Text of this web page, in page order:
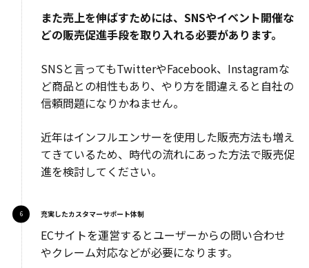
また売上を伸ばすためには、SNSやイベント開催な
どの販売促進手段を取り入れる必要があります。
SNSと言ってもTwitterやFacebook、Instagramな
ど商品との相性もあり、やり方を間違えると自社の
信頼問題になりかねません。
近年はインフルエンサーを使用した販売方法も増え
てきているため、時代の流れにあった方法で販売促
進を検討してください。
充実したカスタマーサポート体制
ECサイトを運営するとユーザーからの問い合わせ
やクレーム対応などが必要になります。